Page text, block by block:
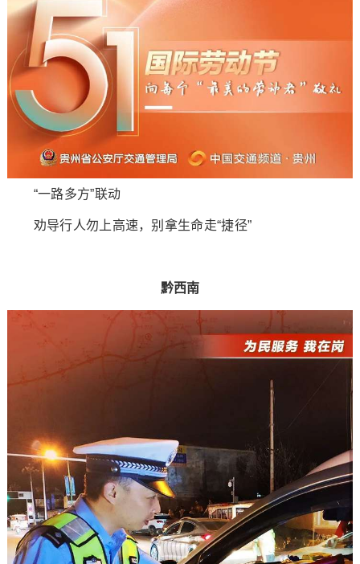
“一路多方”联动
劝导行人勿上高速，别拿生命走“捷径”
黔西南